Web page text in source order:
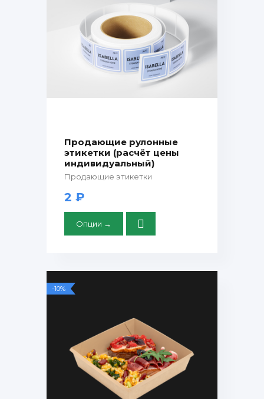
Продающие рулонные
этикетки (расчёт цены
индивидуальный)
Продающие этикетки
2 ₽
Опции →
-10%